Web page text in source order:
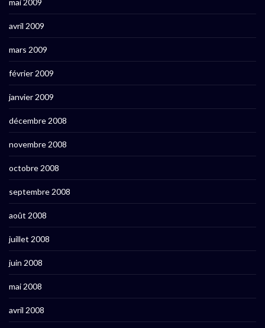
mai 2009
avril 2009
mars 2009
février 2009
janvier 2009
décembre 2008
novembre 2008
octobre 2008
septembre 2008
août 2008
juillet 2008
juin 2008
mai 2008
avril 2008